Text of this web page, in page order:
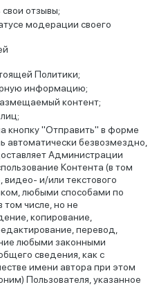
отзывы;
модерации своего
Политики;
информацию;
контент;
кнопку "Отправить" в форме
автоматически безвозмездно,
Администрации
Контента (в том
и/или текстового
любыми способами по
числе, но не
копирование,
перевод,
любыми законными
сведения, как с
имени автора при этом
Пользователя, указанное